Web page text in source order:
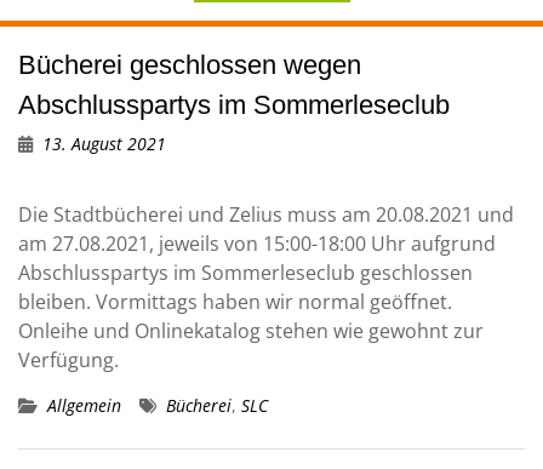
Bücherei geschlossen wegen
Abschlusspartys im Sommerleseclub
13. August 2021
Die Stadtbücherei und Zelius muss am 20.08.2021 und
am 27.08.2021, jeweils von 15:00-18:00 Uhr aufgrund
Abschlusspartys im Sommerleseclub geschlossen
bleiben. Vormittags haben wir normal geöffnet.
Onleihe und Onlinekatalog stehen wie gewohnt zur
Verfügung.
Allgemein Bücherei, SLC